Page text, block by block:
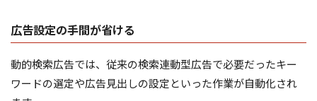
広告設定の手間が省ける
動的検索広告では、従来の検索連動型広告で必要だったキー
ワードの選定や広告見出しの設定といった作業が自動化され